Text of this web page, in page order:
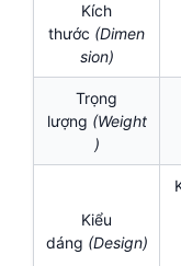
Kích
thước (Dimen
sion)
Trọng
lượng (Weight
)
Kiểu
dáng (Design)